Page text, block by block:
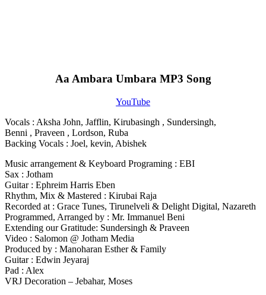
Aa Ambara Umbara MP3 Song
YouTube
Vocals : Aksha John, Jafflin, Kirubasingh , Sundersingh,
Benni , Praveen , Lordson, Ruba
Backing Vocals : Joel, kevin, Abishek
Music arrangement & Keyboard Programing : EBI
Sax : Jotham
Guitar : Ephreim Harris Eben
Rhythm, Mix & Mastered : Kirubai Raja
Recorded at : Grace Tunes, Tirunelveli & Delight Digital, Nazareth
Programmed, Arranged by : Mr. Immanuel Beni
Extending our Gratitude: Sundersingh & Praveen
Video : Salomon @ Jotham Media
Produced by : Manoharan Esther & Family
Guitar : Edwin Jeyaraj
Pad : Alex
VRJ Decoration – Jebahar, Moses